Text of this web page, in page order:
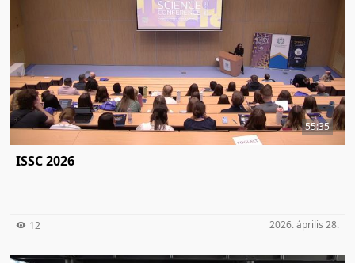
55:35
ISSC 2026
12 2026. április 28.